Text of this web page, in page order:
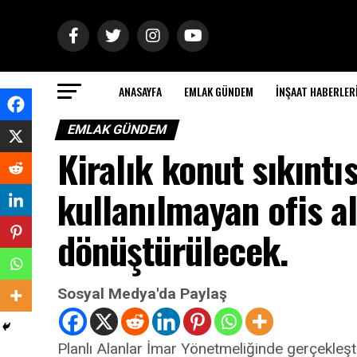
ANASAYFA EMLAK GÜNDEM İNŞAAT
EMLAK GÜNDEM
Kiralık konut
kullanılmayan ofis
dönüştürülecek.
Sosyal Medya'da Paylaş
Planlı Alanlar İmar Yönetmeliğinde